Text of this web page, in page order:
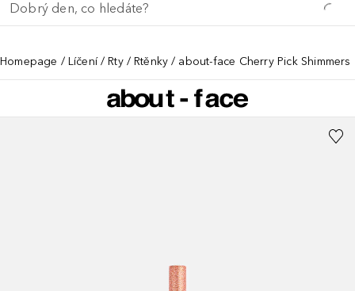
Homepage Líčení Rty Rtěnky about-face Cherry Pick Shimmers